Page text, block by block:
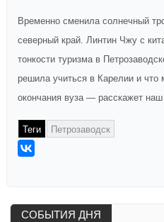
Временно сменила солнечный
северный край. Линтин Чжу с
тонкости туризма в
решила учиться в Карелии и что
окончания вуза — расскажет наш
Теги Петрозаводск
СОБЫТИЯ ДНЯ